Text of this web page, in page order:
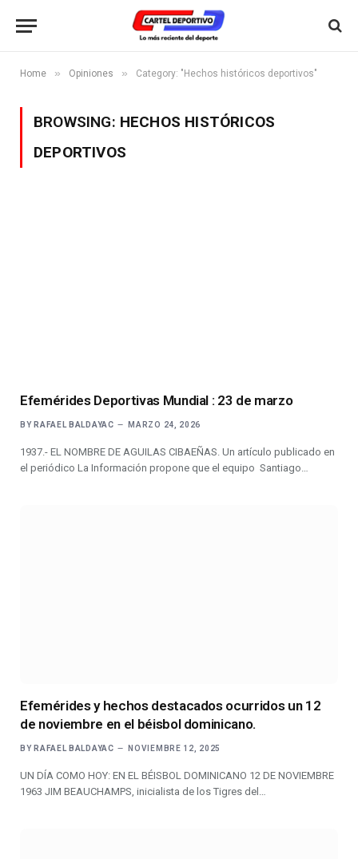
Home » Opiniones » Category: "Hechos históricos deportivos"
BROWSING: HECHOS HISTÓRICOS
DEPORTIVOS
Efemérides Deportivas Mundial : 23 de marzo
BY RAFAEL BALDAYAC MARZO 24, 2026
1937.- EL NOMBRE DE AGUILAS CIBAEÑAS. Un artículo publicado en
el periódico La Información propone que el equipo Santiago…
Efemérides y hechos destacados ocurridos un 12
de noviembre en el béisbol dominicano.
BY RAFAEL BALDAYAC NOVIEMBRE 12, 2025
UN DÍA COMO HOY: EN EL BÉISBOL DOMINICANO 12 DE NOVIEMBRE
1963 JIM BEAUCHAMPS, inicialista de los Tigres del…